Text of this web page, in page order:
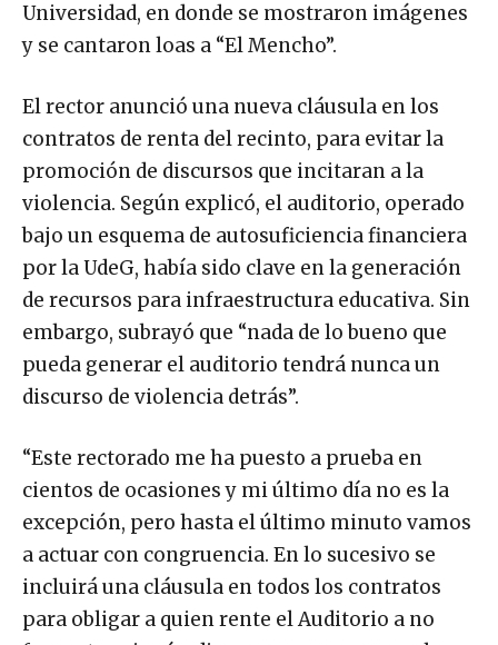
Universidad, en donde se mostraron imágenes
y se cantaron loas a “El Mencho”.
El rector anunció una nueva cláusula en los
contratos de renta del recinto, para evitar la
promoción de discursos que incitaran a la
violencia. Según explicó, el auditorio, operado
bajo un esquema de autosuficiencia financiera
por la UdeG, había sido clave en la generación
de recursos para infraestructura educativa. Sin
embargo, subrayó que “nada de lo bueno que
pueda generar el auditorio tendrá nunca un
discurso de violencia detrás”.
“Este rectorado me ha puesto a prueba en
cientos de ocasiones y mi último día no es la
excepción, pero hasta el último minuto vamos
a actuar con congruencia. En lo sucesivo se
incluirá una cláusula en todos los contratos
para obligar a quien rente el Auditorio a no